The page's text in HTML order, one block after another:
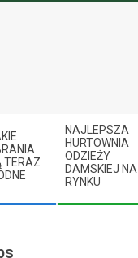
TERAZ
NAJLEPSZA
HURTOWNIA
ODZIEŻY
DAMSKIEJ NA
RYNKU